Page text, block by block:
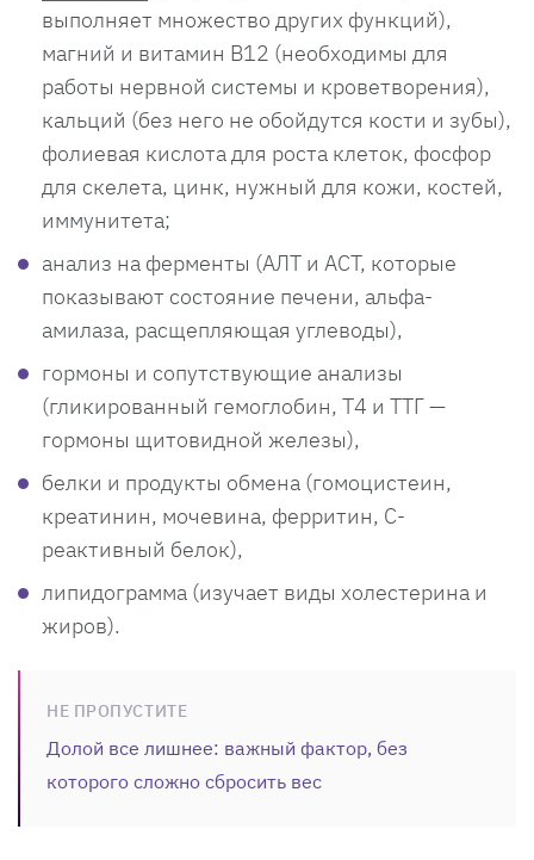
выполняет множество других функций),
магний и витамин В12 (необходимы для
работы нервной системы и кроветворения),
кальций (без него не обойдутся кости и зубы),
фолиевая кислота для роста клеток, фосфор
для скелета, цинк, нужный для кожи, костей,
иммунитета;
анализ на ферменты (АЛТ и АСТ, которые
показывают состояние печени, альфа-
амилаза, расщепляющая углеводы),
гормоны и сопутствующие анализы
(гликированный гемоглобин, Т4 и ТТГ —
гормоны щитовидной железы),
белки и продукты обмена (гомоцистеин,
креатинин, мочевина, ферритин, С-
реактивный белок),
липидограмма (изучает виды холестерина и
жиров).
НЕ ПРОПУСТИТЕ
Долой все лишнее: важный фактор, без
которого сложно сбросить вес